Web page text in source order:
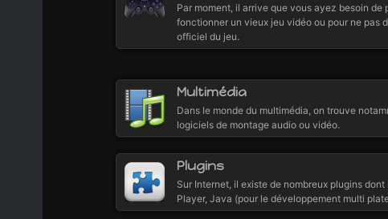
Par moment, il arrive que vous ayez besoin
fonctionner un vieux jeu vidéo ou pour ne pas
officiel du jeu.
Multimédia
Dans le monde du multimédia, on trouve
logiciels de montage audio ou vidéo.
Plugins
Sur Internet, il existe de nombreux plugins
Player, Java (pour le développement multi